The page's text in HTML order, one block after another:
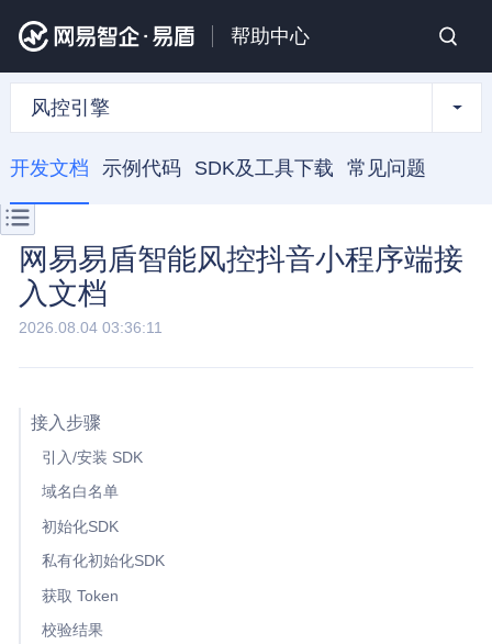
帮助中心
风控引擎
开发文档 示例代码 SDK及工具下载 常见问题
网易易盾智能风控抖音小程序端接
入文档
2026.08.04 03:36:11
接入步骤
引入/安装 SDK
域名白名单
初始化SDK
私有化初始化SDK
获取 Token
校验结果